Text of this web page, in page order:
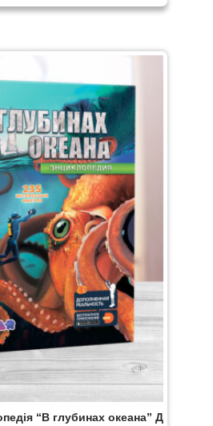
“В глубинах океана” Девар